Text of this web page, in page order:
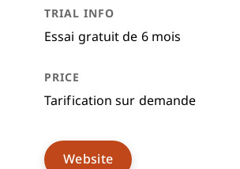
Essai gratuit de 6 mois
Tarification sur demande
Website